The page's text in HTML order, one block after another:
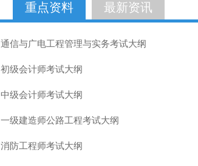
重点资料 最新资讯
通信与广电工程管理与实务考试大纲
初级会计师考试大纲
中级会计师考试大纲
一级建造师公路工程考试大纲
消防工程师考试大纲